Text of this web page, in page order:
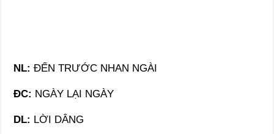
NL:ĐẾN TRƯỚC NHAN NGÀI
ĐC: NGÀY LẠI NGÀY
DL: LỜI DÂNG